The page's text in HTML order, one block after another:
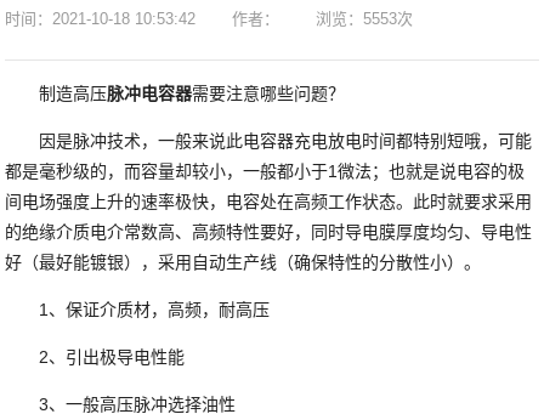
时间：2021-10-18 10:53:42 作者： 浏览：5553次
制造高压脉冲电容器需要注意哪些问题？
因是脉冲技术，一般来说此电容器充电放电时间都特别短哦，可能
都是毫秒级的，而容量却较小，一般都小于1微法；也就是说电容的极
间电场强度上升的速率极快，电容处在高频工作状态。此时就要求采用
的绝缘介质电介常数高、高频特性要好，同时导电膜厚度均匀、导电性
好（最好能镀银），采用自动生产线（确保特性的分散性小）。
1、保证介质材，高频，耐高压
2、引出极导电性能
3、一般高压脉冲选择油性